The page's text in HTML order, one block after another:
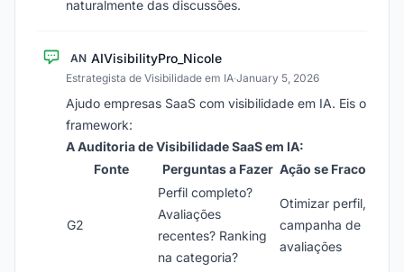
naturalmente das discussões.
AN AIVisibilityPro_Nicole
Estrategista de Visibilidade em IA·January 5, 2026
Ajudo empresas SaaS com visibilidade em IA. Eis o
framework:
A Auditoria de Visibilidade SaaS em IA:
Fonte
Perguntas a Fazer Ação se Fraco
G2
Perfil completo?
Avaliações
recentes? Ranking
na categoria?
Otimizar perfil,
campanha de
avaliações